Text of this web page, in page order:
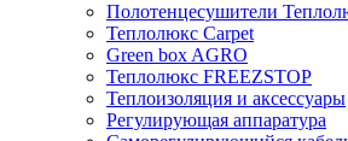
Полотенцесушители
Теплолюкс Carpet
Green box AGRO
Теплолюкс FREEZSTOP
Теплоизоляция и аксессуары
Регулирующая аппаратура